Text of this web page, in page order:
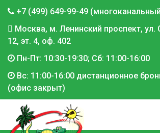
+7 (499) 649-99-49
Москва, м. Ленинский проспект,
12, эт. 4, оф. 402
Пн-Пт: 10:30-19:30; Сб: 11:00-16:00
Вс: 11:00-16:00 дистанционное
(офис закрыт)